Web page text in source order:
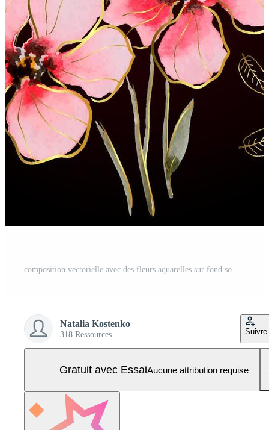
composition vectorielle avec des fleurs aquarelles sur fond sombre. Vecteur Pro et SVG Pro
Natalia Kostenko
318 Ressources Suivre
Gratuit avec EssaiAucune attribution requise